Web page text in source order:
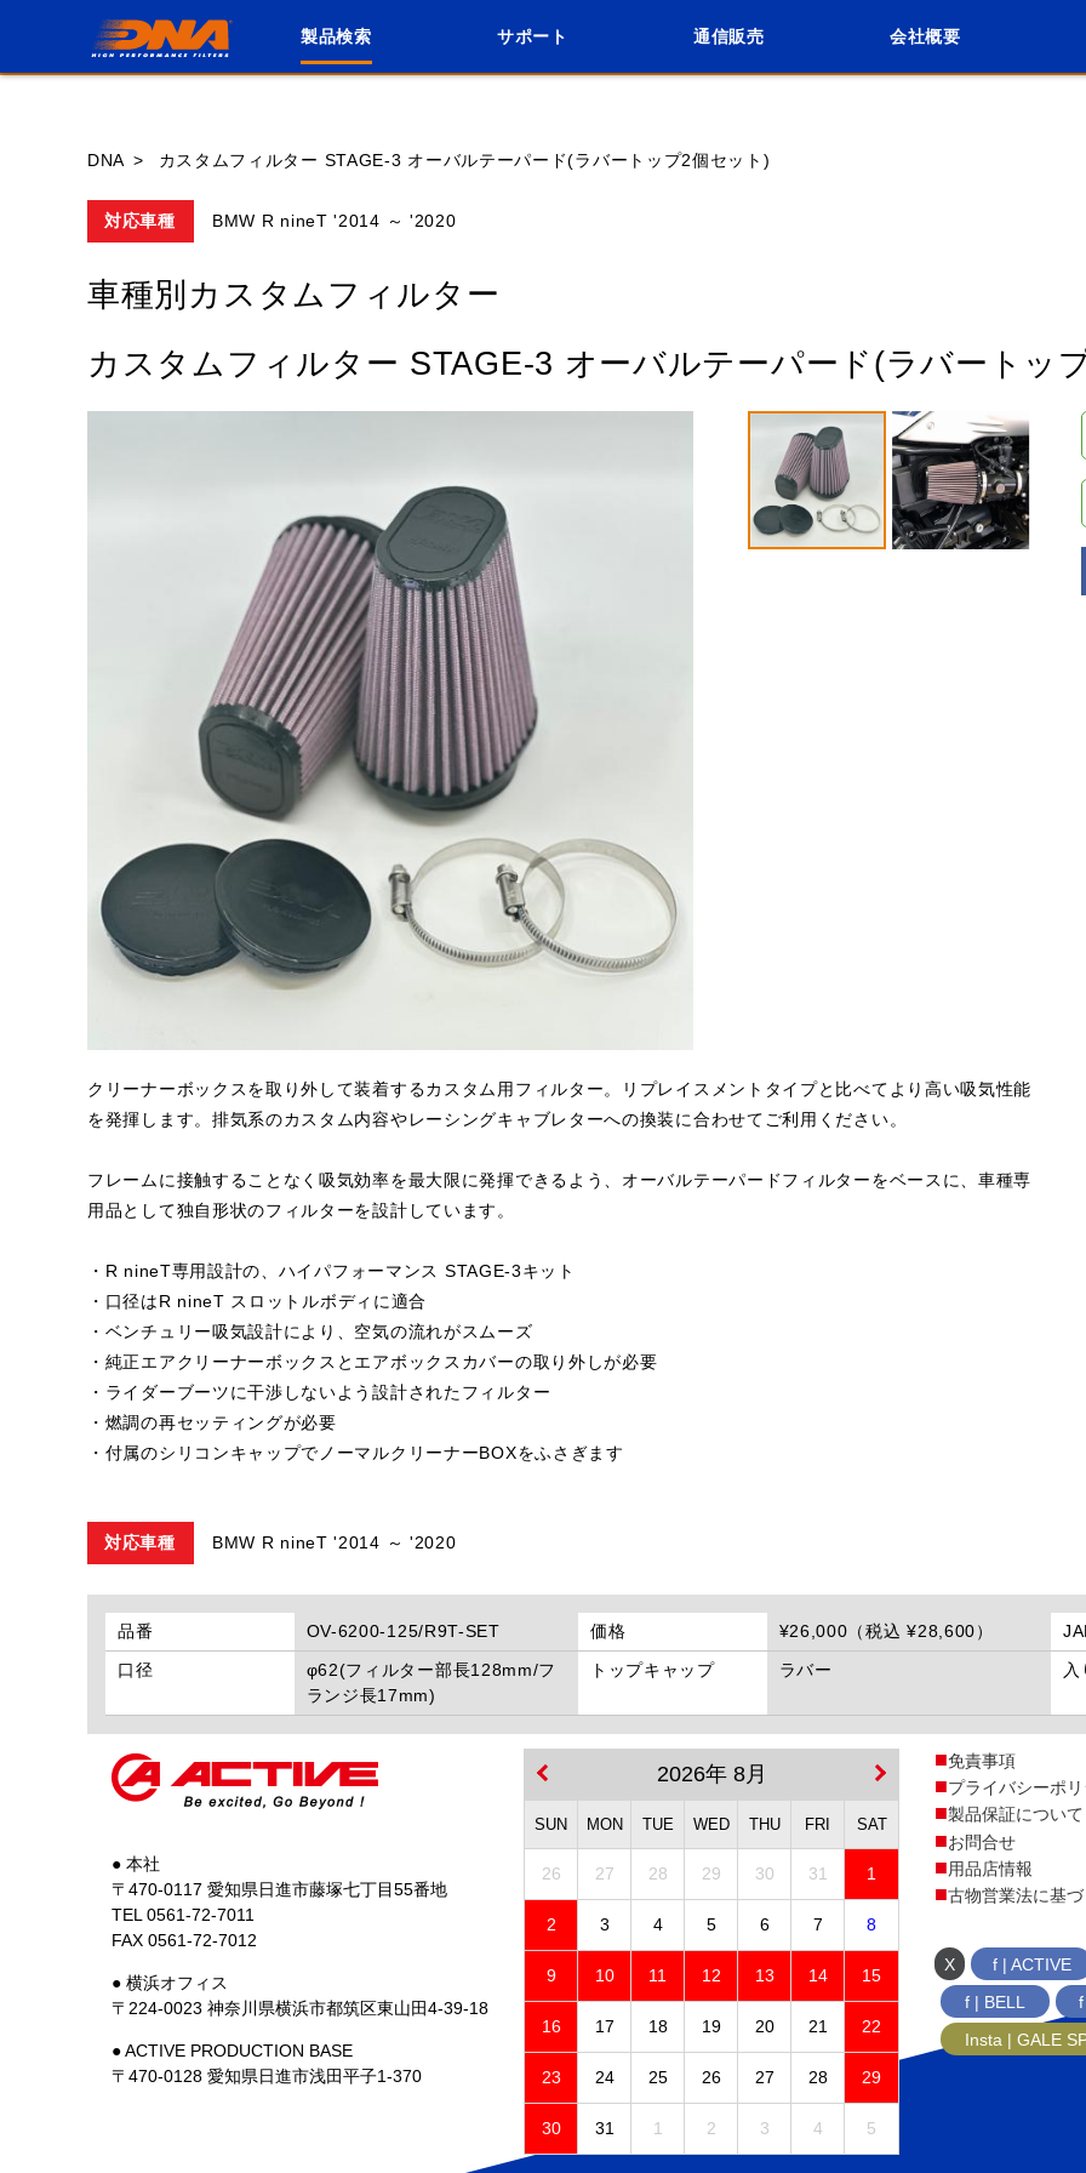
製品検索 サポート 通信販売 会社概要
会社概要
採用情報
閉じる
DNA カスタムフィルター STAGE-3 オーバルテーパード(ラバートップ2個セット)
対応車種 BMW R nineT '2014 ～ '2020
車種別カスタムフィルター
カスタムフィルター STAGE-3 オーバルテーパード(ラバートッ
クリーナーボックスを取り外して装着するカスタム用フィルター。リプレイスメントタイプと比べてより高い吸気性能
を発揮します。排気系のカスタム内容やレーシングキャブレターへの換装に合わせてご利用ください。
フレームに接触することなく吸気効率を最大限に発揮できるよう、オーバルテーパードフィルターをベースに、車種専
用品として独自形状のフィルターを設計しています。
・R nineT専用設計の、ハイパフォーマンス STAGE-3キット
・口径はR nineT スロットルボディに適合
・ベンチュリー吸気設計により、空気の流れがスムーズ
・純正エアクリーナーボックスとエアボックスカバーの取り外しが必要
・ライダーブーツに干渉しないよう設計されたフィルター
・燃調の再セッティングが必要
・付属のシリコンキャップでノーマルクリーナーBOXをふさぎます
対応車種 BMW R nineT '2014 ～ '2020
品番 OV-6200-125/R9T-SET 価格 ¥26,000（税込 ¥28,600）
口径
φ62(フィルター部長128mm/フ
ランジ長17mm)
トップキャップ ラバー
● 本社
〒470-0117 愛知県日進市藤塚七丁目55番地
TEL 0561-72-7011
FAX 0561-72-7012
● 横浜オフィス
〒224-0023 神奈川県横浜市都筑区東山田4-39-18
● ACTIVE PRODUCTION BASE
〒470-0128 愛知県日進市浅田平子1-370
2026年 8月
SUN MON TUE WED THU FRI SAT
26 27 28 29 30 31 1
2 3 4 5 6 7 8
9 10 11 12 13 14 15
16 17 18 19 20 21 22
23 24 25 26 27 28 29
30 31 1 2 3 4 5
免責事項
プライバシーポ
製品保証について
お問合せ
用品店情報
古物営業法に基
X
f | ACTIVE
f | BELL
Insta | GALE